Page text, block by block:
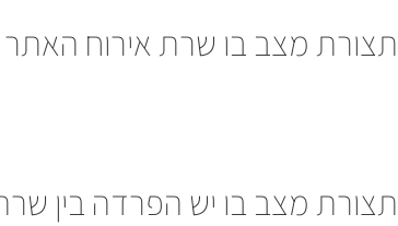
תצורת מצב בו שרת אירוח האתר
תצורת מצב בו יש הפרדה בין